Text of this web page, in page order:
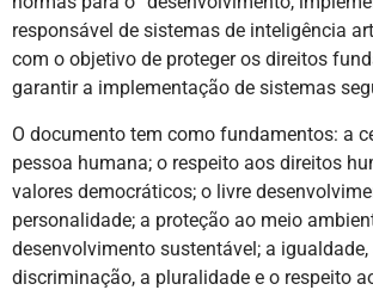
responsável de sistemas de inteligência
com o objetivo de proteger os direitos
garantir a implementação de sistemas
O documento tem como fundamentos: a
pessoa humana; o respeito aos direitos
valores democráticos; o livre
personalidade; a proteção ao meio
desenvolvimento sustentável; a igualdade,
discriminação, a pluralidade e o respeito